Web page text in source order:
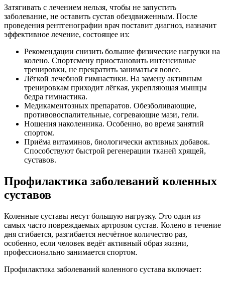
Затягивать с лечением нельзя, чтобы не запустить
заболевание, не оставить сустав обездвиженным. После
проведения рентгенографии врач поставит диагноз, назначит
эффективное лечение, состоящее из:
Рекомендации снизить большие физические нагрузки на
колено. Спортсмену приостановить интенсивные
тренировки, не прекратить заниматься вовсе.
Лёгкой лечебной гимнастики. На замену активным
тренировкам приходит лёгкая, укрепляющая мышцы
бедра гимнастика.
Медикаментозных препаратов. Обезболивающие,
противовоспалительные, согревающие мази, гели.
Ношения наколенника. Особенно, во время занятий
спортом.
Приёма витаминов, биологически активных добавок.
Способствуют быстрой регенерации тканей хрящей,
суставов.
Профилактика заболеваний коленных
суставов
Коленные суставы несут большую нагрузку. Это один из
самых часто повреждаемых артрозом сустав. Колено в течение
дня сгибается, разгибается несчётное количество раз,
особенно, если человек ведёт активный образ жизни,
профессионально занимается спортом.
Профилактика заболеваний коленного сустава включает: